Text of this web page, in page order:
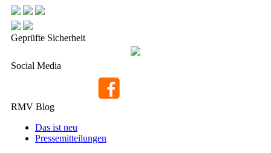
Geprüfte Sicherheit
Social Media
RMV Blog
Das ist neu
Pressemitteilungen